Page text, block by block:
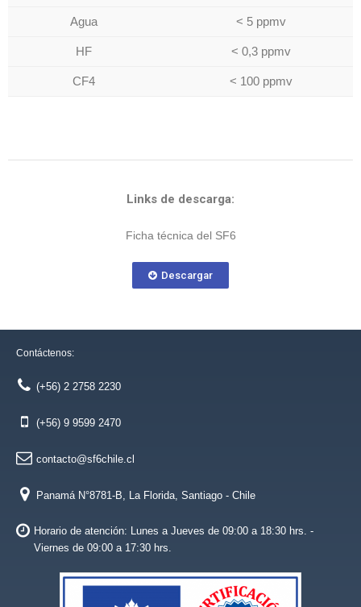
Agua < 5 ppmv
HF < 0,3 ppmv
CF4 < 100 ppmv
Links de descarga:
Ficha técnica del SF6
Descargar
Contáctenos:
(+56) 2 2758 2230
(+56) 9 9599 2470
contacto@sf6chile.cl
Panamá N°8781-B, La Florida, Santiago - Chile
Horario de atención: Lunes a Jueves de 09:00 a 18:30 hrs. -
Viernes de 09:00 a 17:30 hrs.